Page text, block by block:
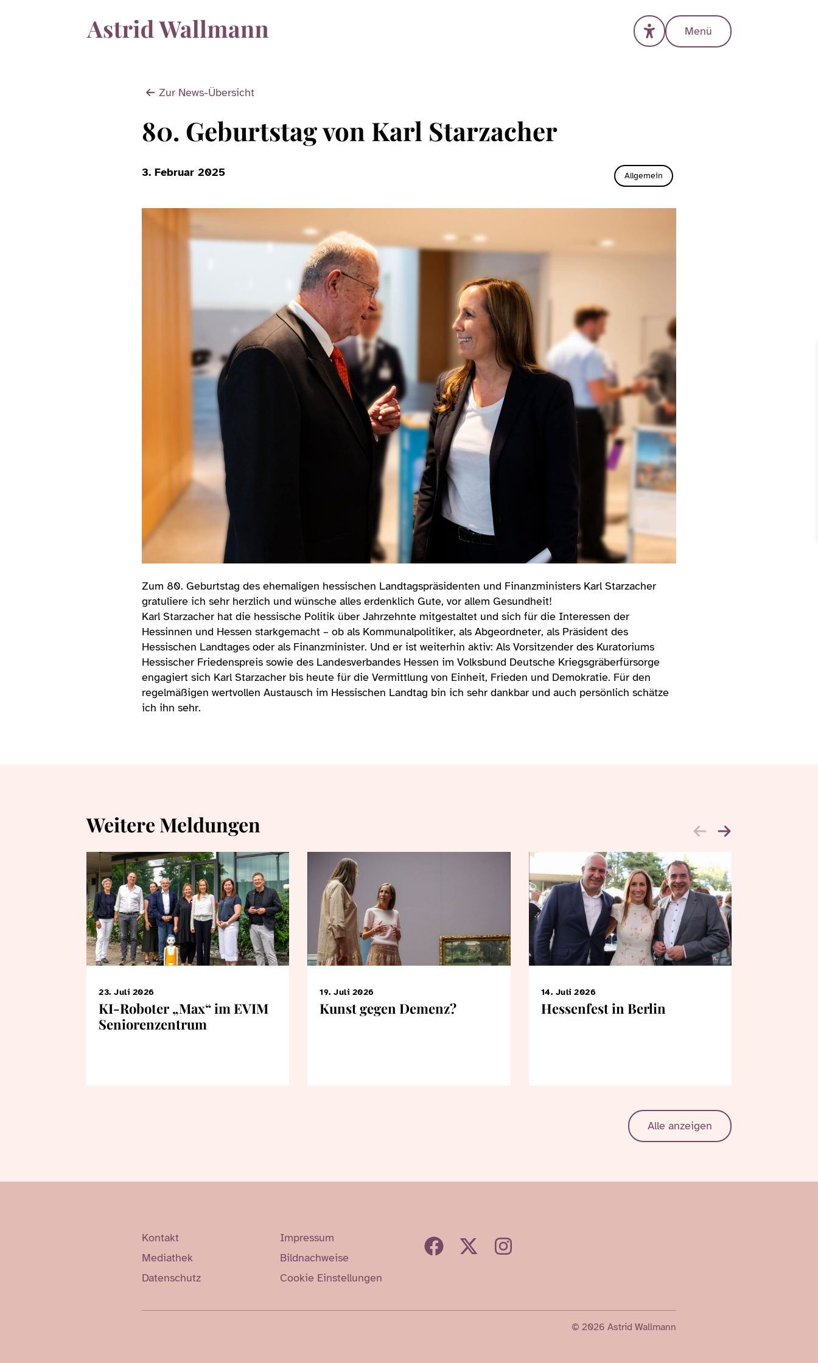
Menü
Zur News-Übersicht
80. Geburtstag von Karl Starzacher
3. Februar 2025 Allgemein
Zum 80. Geburtstag des ehemaligen hessischen Landtagspräsidenten und Finanzministers Karl Starzacher
gratuliere ich sehr herzlich und wünsche alles erdenklich Gute, vor allem Gesundheit!
Karl Starzacher hat die hessische Politik über Jahrzehnte mitgestaltet und sich für die Interessen der
Hessinnen und Hessen starkgemacht – ob als Kommunalpolitiker, als Abgeordneter, als Präsident des
Hessischen Landtages oder als Finanzminister. Und er ist weiterhin aktiv: Als Vorsitzender des Kuratoriums
Hessischer Friedenspreis sowie des Landesverbandes Hessen im Volksbund Deutsche Kriegsgräberfürsorge
engagiert sich Karl Starzacher bis heute für die Vermittlung von Einheit, Frieden und Demokratie. Für den
regelmäßigen wertvollen Austausch im Hessischen Landtag bin ich sehr dankbar und auch persönlich schätze
ich ihn sehr.
Weitere Meldungen
23. Juli 2026
KI-Roboter „Max“ im EVIM
Seniorenzentrum
19. Juli 2026
Kunst gegen Demenz?
14. Juli 2026
Hessenfest in Berlin
Alle anzeigen
Kontakt
Mediathek
Datenschutz
Impressum
Bildnachweise
Cookie Einstellungen
© 2026 Astrid Wallmann